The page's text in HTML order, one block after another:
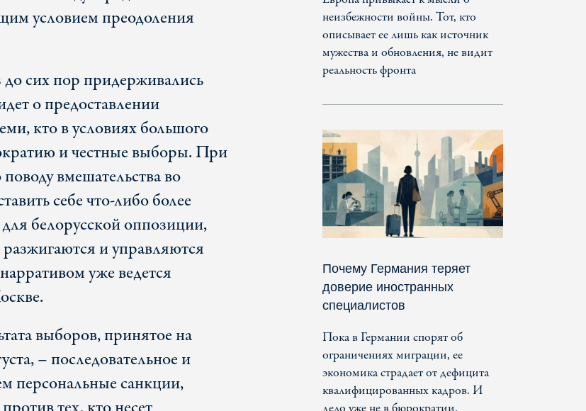
условием преодоления
сих пор придерживались
о предоставлении
кто в условиях большого
и честные выборы. При
вмешательства во
себе что-либо более
белорусской оппозиции,
и управляются
уже ведется
выборов, принятое на
– последовательное и
персональные санкции,
неизбежности войны. Тот, кто
описывает ее лишь как источник
мужества и обновления, не видит
реальность фронта
Почему Германия теряет
доверие иностранных
специалистов
Пока в Германии спорят об
ограничениях миграции, ее
экономика страдает от дефицита
квалифицированных кадров. И